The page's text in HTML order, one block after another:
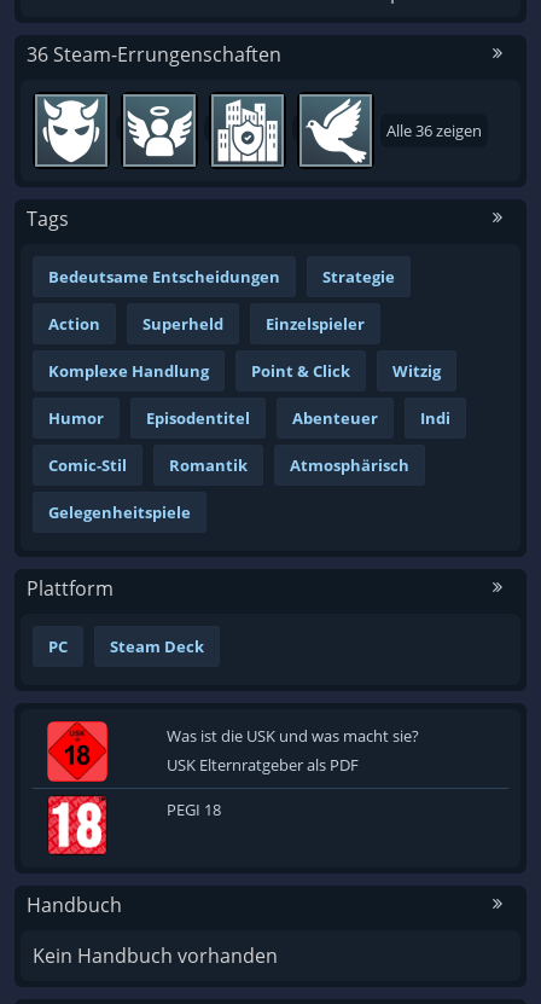
36 Steam-Errungenschaften
Alle 36 zeigen
Tags
Bedeutsame Entscheidungen Strategie
Action Superheld Einzelspieler
Komplexe Handlung Point & Click Witzig
Humor Episodentitel Abenteuer Indi
Comic-Stil Romantik Atmosphärisch
Gelegenheitspiele
Plattform
PC Steam Deck
Was ist die USK und was macht sie?
USK Elternratgeber als PDF
PEGI 18
Handbuch
Kein Handbuch vorhanden